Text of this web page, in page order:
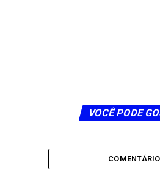
VOCÊ PODE